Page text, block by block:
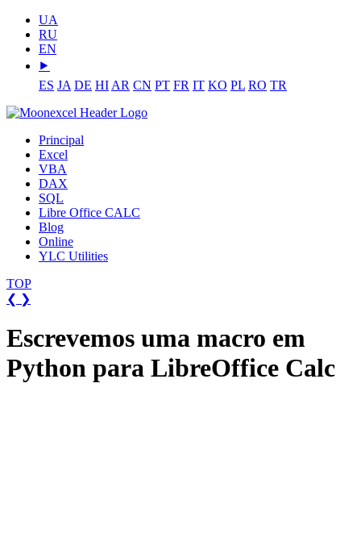
UA
RU
EN
⯈
ES JA DE HI AR CN PT FR IT KO PL RO TR
Principal
Excel
VBA
DAX
SQL
Libre Office CALC
Blog
Online
YLC Utilities
TOP
❮ ❯
Escrevemos uma macro em
Python para LibreOffice Calc